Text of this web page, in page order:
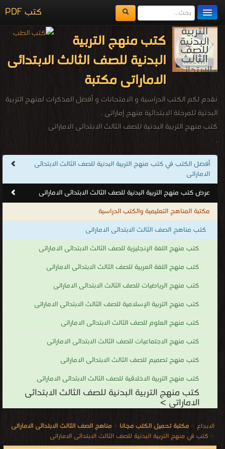
كتب PDF
مكتبة الكتب
المكتبات
يُقرأ حالياً
اضف كتاب
كتب منهج التربية
البدنية للصف الثالث الابتدائى
الاماراتى مكتبة
نقدم لكم الكتب الدراسية و الامتحانات و أفضل المذكرات لمنهج التربية
البدنية للمرحلة الابتدائية منهج إماراتى .
كتب منهج التربية البدنية للصف الثالث الابتدائى الاماراتى
.
أفضل الكتب في كتب منهج التربية البدنية للصف الثالث الابتدائى
الاماراتى
عرض كتب منهج التربية البدنية للصف الثالث الابتدائى الاماراتى
مكتبة المناهج التعليمية والكتب الدراسية
كتب مناهج الصف الثالث الابتدائى الاماراتى
كتب منهج اللغة الإنجليزية للصف الثالث الابتدائى الاماراتى
كتب منهج اللغة العربية للصف الثالث الابتدائى الاماراتى
كتب منهج الرياضيات للصف الثالث الابتدائى الاماراتى
كتب منهج التربية الإسلامية للصف الثالث الابتدائى الاماراتى
كتب منهج العلوم للصف الثالث الابتدائى الاماراتى
كتب منهج الاجتماعيات للصف الثالث الابتدائى الاماراتى
كتب منهج تصميم للصف الثالث الابتدائى الاماراتى
كتب منهج التربية الاخلاقية للصف الثالث الابتدائى الاماراتى
كتب منهج التربية البدنية للصف الثالث الابتدائى
الاماراتى >
الابداع > مكتبة تحميل الكتب مجانا > مناهج الصف الثالث الابتدائى الاماراتى
> كتب في منهج التربية البدنية للصف الثالث الابتدائى الاماراتى